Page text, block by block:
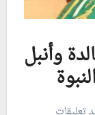
وأنبل